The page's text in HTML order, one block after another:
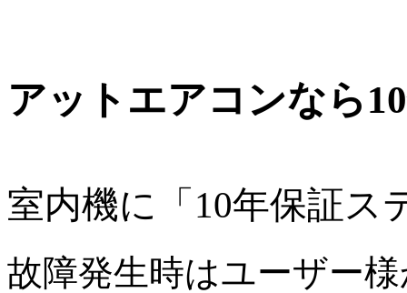
アットエアコンなら
室内機に「10年保証ス
故障発生時はユーザー